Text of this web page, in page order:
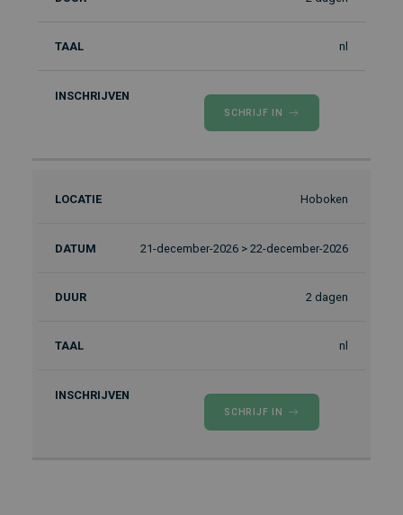
nl
SCHRIJF IN
Hoboken
21-december-2026 > 22-december-2026
2 dagen
nl
SCHRIJF IN